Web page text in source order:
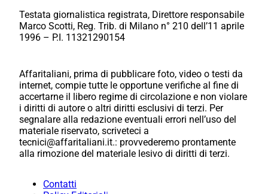
Testata giornalistica registrata, Direttore responsabile
Marco Scotti, Reg. Trib. di Milano n° 210 dell’11 aprile
1996 – P.I. 11321290154
Affaritaliani, prima di pubblicare foto, video o testi da
internet, compie tutte le opportune verifiche al fine di
accertarne il libero regime di circolazione e non violare
i diritti di autore o altri diritti esclusivi di terzi. Per
segnalare alla redazione eventuali errori nell’uso del
materiale riservato, scriveteci a
tecnici@affaritaliani.it.: provvederemo prontamente
alla rimozione del materiale lesivo di diritti di terzi.
Contatti